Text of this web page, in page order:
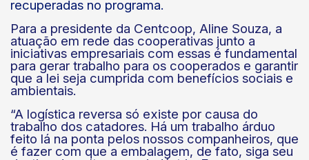
recuperadas no programa.
Para a presidente da Centcoop, Aline Souza, a
atuação em rede das cooperativas junto a
iniciativas empresariais com essas é fundamental
para gerar trabalho para os cooperados e garantir
que a lei seja cumprida com benefícios sociais e
ambientais.
“A logística reversa só existe por causa do
trabalho dos catadores. Há um trabalho árduo
feito lá na ponta pelos nossos companheiros, que
é fazer com que a embalagem, de fato, siga seu